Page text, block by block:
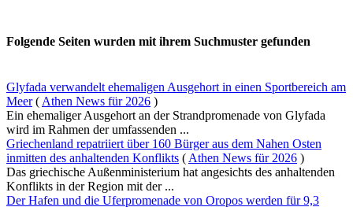
Folgende Seiten wurden mit ihrem Suchmuster gefunden
Glyfada verwandelt ehemaligen Ausgehort in einen Sportbereich am
Meer( Athen News für 2026 )
Ein ehemaliger Ausgehort an der Strandpromenade von Glyfada
wird im Rahmen der umfassenden ...
Griechenland repatriiert über 160 Bürger aus dem Nahen Osten
inmitten des anhaltenden Konflikts ( Athen News für 2026 )
Das griechische Außenministerium hat angesichts des anhaltenden
Konflikts in der Region mit der ...
Der Hafen und die Uferpromenade von Oropos werden für 9,3